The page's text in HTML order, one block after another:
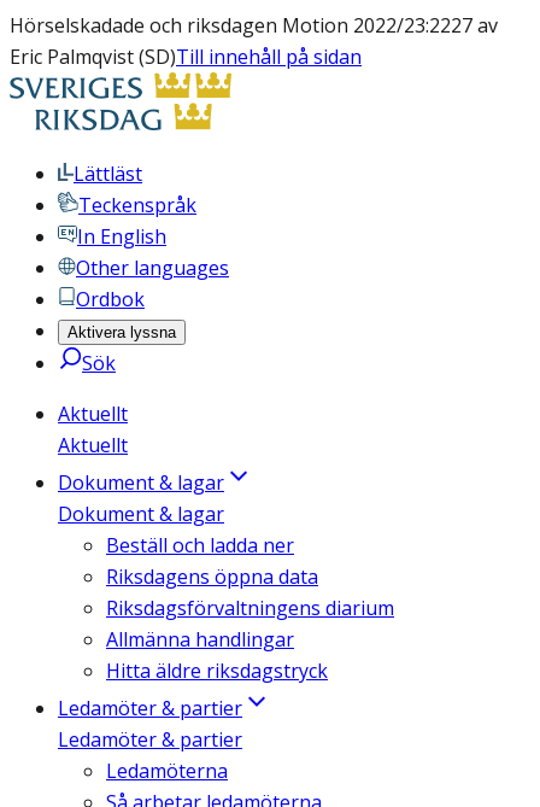
Hörselskadade och riksdagen Motion 2022/23:2227 av
Eric Palmqvist (SD)Till innehåll på sidan
Lättläst
Teckenspråk
In English
Other languages
Ordbok
Aktivera lyssna
Sök
Aktuellt
Aktuellt
Dokument & lagar
Dokument & lagar
Beställ och ladda ner
Riksdagens öppna data
Riksdagsförvaltningens diarium
Allmänna handlingar
Hitta äldre riksdagstryck
Ledamöter & partier
Ledamöter & partier
Ledamöterna